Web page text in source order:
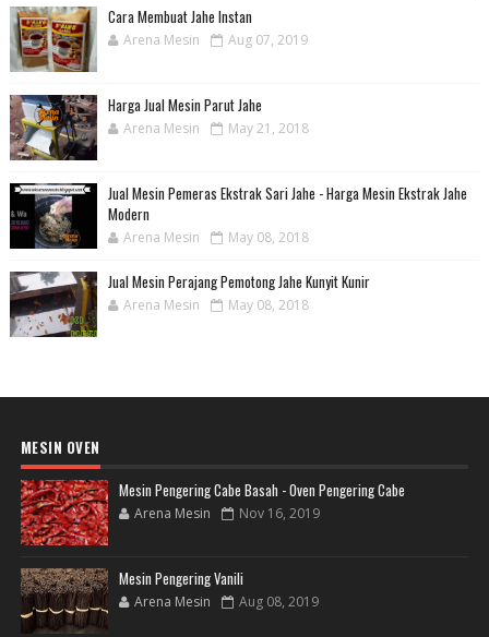
Cara Membuat Jahe Instan
Arena Mesin Aug 07, 2019
Harga Jual Mesin Parut Jahe
Arena Mesin May 21, 2018
Jual Mesin Pemeras Ekstrak Sari Jahe - Harga Mesin Ekstrak Jahe
Modern
Arena Mesin May 08, 2018
Jual Mesin Perajang Pemotong Jahe Kunyit Kunir
Arena Mesin May 08, 2018
MESIN OVEN
Mesin Pengering Cabe Basah - Oven Pengering Cabe
Arena Mesin Nov 16, 2019
Mesin Pengering Vanili
Arena Mesin Aug 08, 2019